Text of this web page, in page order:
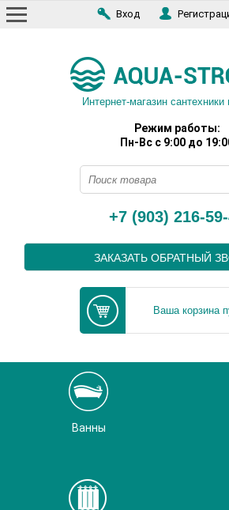
Вход
Интернет-магазин
Режим работы:
Пн-Вс с 9:00 до
+7 (903) 216-
ЗАКАЗАТЬ ОБРАТНЫЙ
Ваша корзина
Ванны